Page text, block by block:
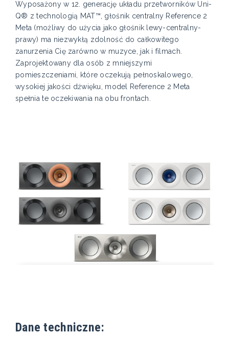
Wyposażony w 12. generację układu przetworników Uni-
Q® z technologią MAT™, głośnik centralny Reference 2
Meta (możliwy do użycia jako głośnik lewy-centralny-
prawy) ma niezwykłą zdolność do całkowitego
zanurzenia Cię zarówno w muzyce, jak i filmach.
Zaprojektowany dla osób z mniejszymi
pomieszczeniami, które oczekują pełnoskalowego,
wysokiej jakości dźwięku, model Reference 2 Meta
spełnia te oczekiwania na obu frontach.
Dane techniczne: